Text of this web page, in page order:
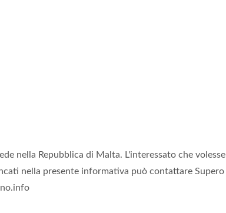
nella Repubblica di Malta. L'interessato che volesse
nella presente informativa può contattare Supero